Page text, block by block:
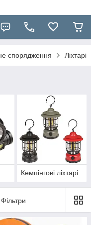
спорядження Ліхтарі
Кемпінгові ліхтарі
Фільтри